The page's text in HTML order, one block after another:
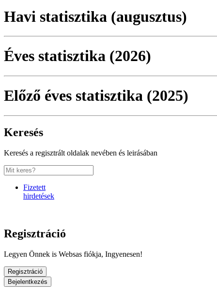
Havi statisztika (augusztus)
Éves statisztika (2026)
Előző éves statisztika (2025)
Keresés
Keresés a regisztrált oldalak nevében és leirásában
Fizetett
hirdetések
Regisztráció
Legyen Önnek is Websas fiókja, Ingyenesen!
Regisztráció
Bejelentkezés